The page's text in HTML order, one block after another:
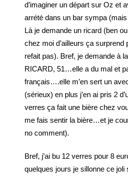
d’imaginer un départ sur Oz et
arrété dans un bar sympa
Là je demande un ricard (ben
chez moi d’ailleurs ça
refait pas). Bref, je demande à
RICARD, 51…elle a du mal et
français….elle m’en sert un
(sérieux) en plus j’en ai pris 2
verres ça fait une bière chez
me fais sentir la bière…et je
no comment).
Bref, j’ai bu 12 verres pour 8
quelques jours je sillonne ce